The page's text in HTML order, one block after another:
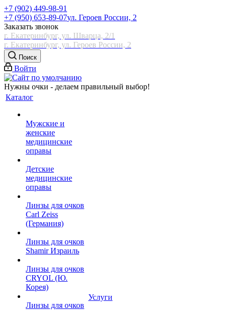
+7 (902) 449-98-91
+7 (950) 653-89-07ул. Героев России, 2
Заказать звонок
г. Екатеринбург, ул. Шварца, 2/1
г. Екатеринбург, ул. Героев России, 2
Поиск
Войти
Нужны очки - делаем правильный выбор!
Каталог
Мужские и
женские
медицинские
оправы
Детские
медицинские
оправы
Линзы для очков
Carl Zeiss
(Германия)
Линзы для очков
Shamir Израиль
Линзы для очков
CRYOL (Ю.
Корея)
Линзы для очков
Услуги